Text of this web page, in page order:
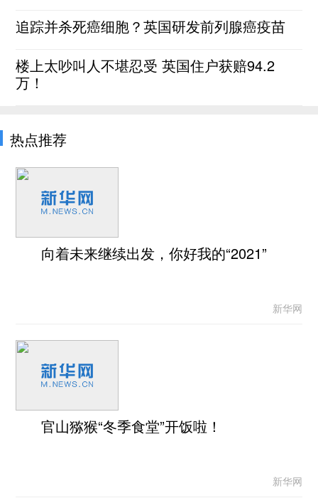
追踪并杀死癌细胞？英国研发前列腺癌疫苗
楼上太吵叫人不堪忍受 英国住户获赔94.2
万！
热点推荐
向着未来继续出发，你好我的“2021”
新华网
官山猕猴“冬季食堂”开饭啦！
新华网